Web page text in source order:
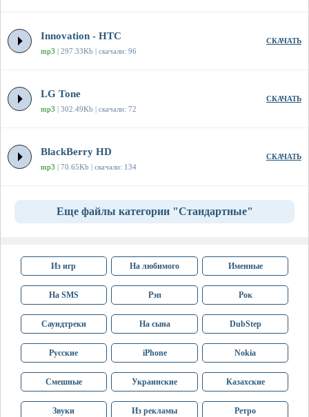
Innovation - HTC
mp3 | 297.33Kb | скачали: 96
СКАЧАТЬ
LG Tone
mp3 | 302.49Kb | скачали: 72
СКАЧАТЬ
BlackBerry HD
mp3 | 70.65Kb | скачали: 134
СКАЧАТЬ
Еще файлы категории "Стандартные"
Из игр На любимого Именные
На SMS Рэп Рок
Саундтреки На сына DubStep
Русские iPhone Nokia
Смешные Украинские Казахские
Звуки Из рекламы Ретро